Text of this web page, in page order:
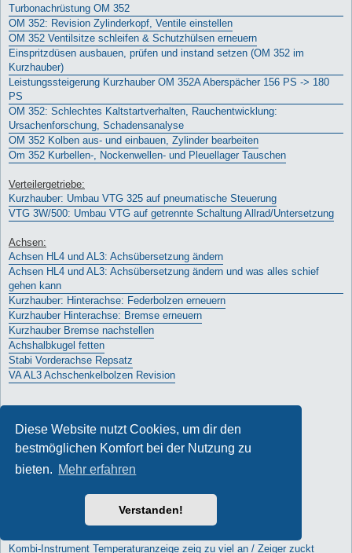
Diese Website nutzt Cookies, um dir den
bestmöglichen Komfort bei der Nutzung zu
bieten. Mehr erfahren
Verstanden!
Turbonachrüstung OM 352
OM 352: Revision Zylinderkopf, Ventile einstellen
OM 352 Ventilsitze schleifen & Schutzhülsen erneuern
Einspritzdüsen ausbauen, prüfen und instand setzen (OM 352 im
Kurzhauber)
Leistungssteigerung Kurzhauber OM 352A Aberspächer 156 PS -> 180
PS
OM 352: Schlechtes Kaltstartverhalten, Rauchentwicklung:
Ursachenforschung, Schadensanalyse
OM 352 Kolben aus- und einbauen, Zylinder bearbeiten
Om 352 Kurbellen-, Nockenwellen- und Pleuellager Tauschen
Verteilergetriebe:
Kurzhauber: Umbau VTG 325 auf pneumatische Steuerung
VTG 3W/500: Umbau VTG auf getrennte Schaltung Allrad/Untersetzung
Achsen:
Achsen HL4 und AL3: Achsübersetzung ändern
Achsen HL4 und AL3: Achsübersetzung ändern und was alles schief
gehen kann
Kurzhauber: Hinterachse: Federbolzen erneuern
Kurzhauber Hinterachse: Bremse erneuern
Kurzhauber Bremse nachstellen
Achshalbkugel fetten
Stabi Vorderachse Repsatz
VA AL3 Achschenkelbolzen Revision
Kurzhauber: Lenkradtausch und neues Armaturenbrett
Kurzhauber: Manschette Lenksäule wechseln
Fahrerhaus
Seitenscheibe Kurzhauber DoKa Wackenhut wechseln
Kombi-Instrument Temperaturanzeige zeig zu viel an / Zeiger zuckt